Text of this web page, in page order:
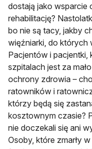
dostają jako wsparcie
rehabilitację?
bo nie są tacy, jakby
więźniarki, do których
Pacjentów i pacjentki,
szpitalach jest za
ochrony zdrowia –
ratowników i
którzy będą się
kosztownym czasie?
nie doczekali się ani
Osoby, które zmarły